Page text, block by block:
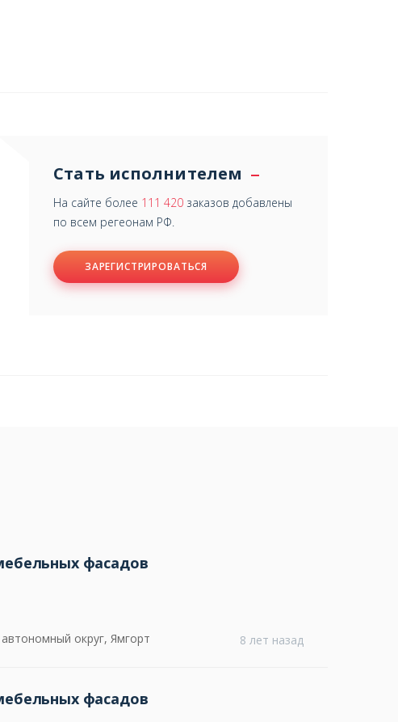
Стать исполнителем
На сайте более 111 420 заказов добавлены
по всем регеонам РФ.
ЗАРЕГИСТРИРОВАТЬСЯ
фасадов
8 лет назад
округ, Ямгорт
фасадов